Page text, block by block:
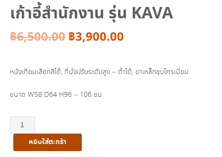
เก้าอี้สำนักงาน รุ่น KAVA
฿6,500.00Original
was:
฿6,500.00.
฿3,900.00
is:
หนังเทียมเลือกสีได้, ที่นั่งปรับระดับสูง – ต่ำได้, ขาเหล็กชุบโครเมี่ยม
ขนาด W58 D64 H96 – 106 ซม.
จำนวน
เก้าอี้
สำนักงานหยิบใส่ตะกร้า